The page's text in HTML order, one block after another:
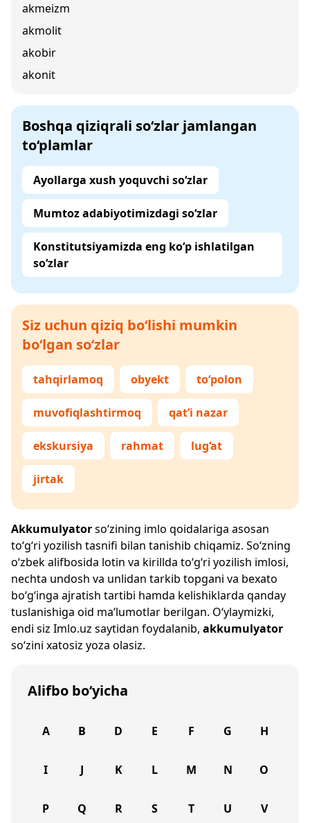
akmeizm
akmolit
akobir
akonit
Boshqa qiziqrali so‘zlar jamlangan
to‘plamlar
Ayollarga xush yoquvchi so‘zlar
Mumtoz adabiyotimizdagi so‘zlar
Konstitutsiyamizda eng ko‘p ishlatilgan
so‘zlar
Siz uchun qiziq bo‘lishi mumkin
bo‘lgan so‘zlar
tahqirlamoq obyekt to‘polon
muvofiqlashtirmoq qat’i nazar
ekskursiya rahmat lug‘at
jirtak
Akkumulyatorso‘zining imlo qoidalariga asosan
to‘g‘ri yozilish tasnifi bilan tanishib chiqamiz. So‘zning
o‘zbek alifbosida lotin va kirillda to‘g‘ri yozilish imlosi,
nechta undosh va unlidan tarkib topgani va bexato
bo‘g‘inga ajratish tartibi hamda kelishiklarda qanday
tuslanishiga oid ma’lumotlar berilgan. O‘ylaymizki,
endi siz Imlo.uz saytidan foydalanib, akkumulyator
so‘zini xatosiz yoza olasiz.
Alifbo bo‘yicha
A B D E F G H
I J K L M N O
P Q R S T U V